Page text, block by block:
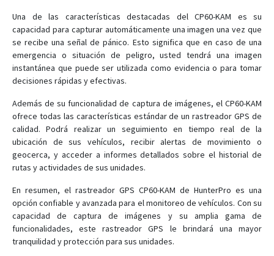
Una de las características destacadas del CP60-KAM es su
capacidad para capturar automáticamente una imagen una vez que
se recibe una señal de pánico. Esto significa que en caso de una
emergencia o situación de peligro, usted tendrá una imagen
instantánea que puede ser utilizada como evidencia o para tomar
decisiones rápidas y efectivas.
Además de su funcionalidad de captura de imágenes, el CP60-KAM
ofrece todas las características estándar de un rastreador GPS de
calidad. Podrá realizar un seguimiento en tiempo real de la
ubicación de sus vehículos, recibir alertas de movimiento o
geocerca, y acceder a informes detallados sobre el historial de
rutas y actividades de sus unidades.
En resumen, el rastreador GPS CP60-KAM de HunterPro es una
opción confiable y avanzada para el monitoreo de vehículos. Con su
capacidad de captura de imágenes y su amplia gama de
funcionalidades, este rastreador GPS le brindará una mayor
tranquilidad y protección para sus unidades.